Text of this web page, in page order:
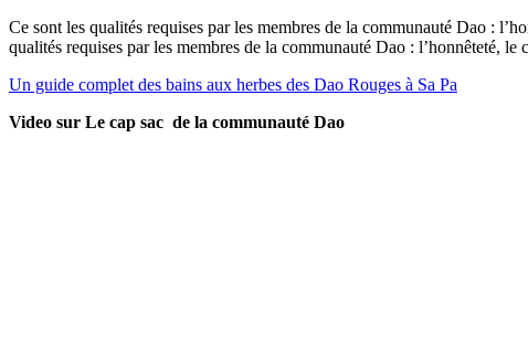
Ce sont les qualités requises par les membres de la communauté Dao :
qualités requises par les membres de la communauté Dao : l’honnêteté,
Un guide complet des bains aux herbes des Dao Rouges à Sa Pa
Video sur Le cap sac de la communauté Dao